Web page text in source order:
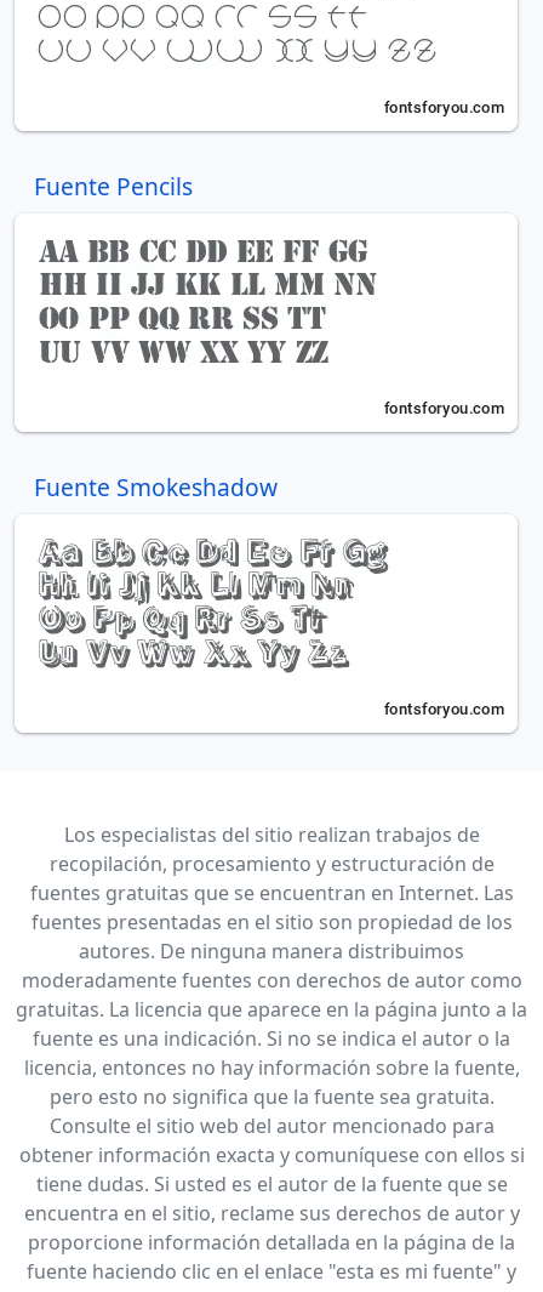
Fuente Pencils
Fuente Smokeshadow
Los especialistas del sitio realizan trabajos de
recopilación, procesamiento y estructuración de
fuentes gratuitas que se encuentran en Internet. Las
fuentes presentadas en el sitio son propiedad de los
autores. De ninguna manera distribuimos
moderadamente fuentes con derechos de autor como
gratuitas. La licencia que aparece en la página junto a la
fuente es una indicación. Si no se indica el autor o la
licencia, entonces no hay información sobre la fuente,
pero esto no significa que la fuente sea gratuita.
Consulte el sitio web del autor mencionado para
obtener información exacta y comuníquese con ellos si
tiene dudas. Si usted es el autor de la fuente que se
encuentra en el sitio, reclame sus derechos de autor y
proporcione información detallada en la página de la
fuente haciendo clic en el enlace "esta es mi fuente" y